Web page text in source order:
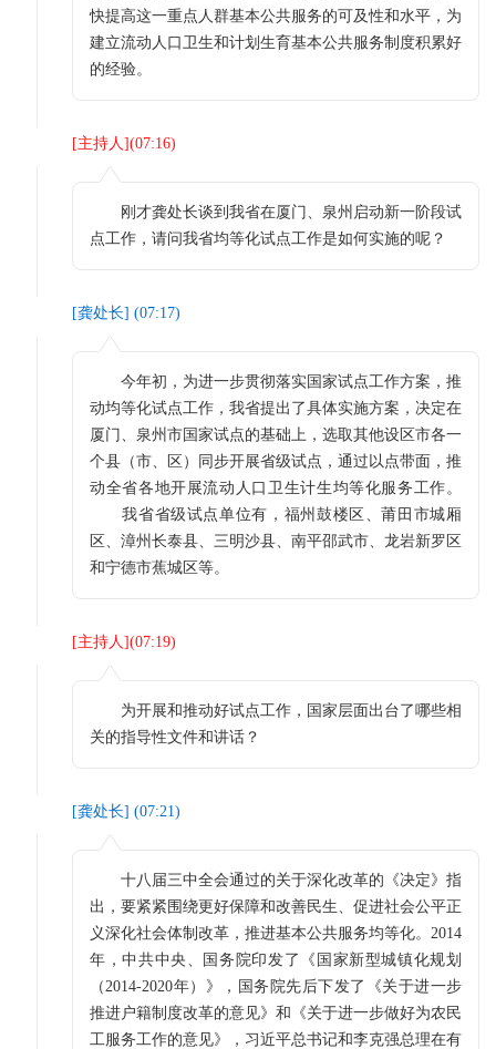
快提高这一重点人群基本公共服务的可及性和水平，为
建立流动人口卫生和计划生育基本公共服务制度积累好
的经验。
[主持人 ](07:16)
刚才龚处长谈到我省在厦门、泉州启动新一阶段试
点工作，请问我省均等化试点工作是如何实施的呢？
[龚处长] (07:17)
今年初，为进一步贯彻落实国家试点工作方案，推
动均等化试点工作，我省提出了具体实施方案，决定在
厦门、泉州市国家试点的基础上，选取其他设区市各一
个县（市、区）同步开展省级试点，通过以点带面，推
动全省各地开展流动人口卫生计生均等化服务工作。
我省省级试点单位有，福州鼓楼区、莆田市城厢
区、漳州长泰县、三明沙县、南平邵武市、龙岩新罗区
和宁德市蕉城区等。
[主持人 ](07:19)
为开展和推动好试点工作，国家层面出台了哪些相
关的指导性文件和讲话？
[龚处长] (07:21)
十八届三中全会通过的关于深化改革的《决定》指
出，要紧紧围绕更好保障和改善民生、促进社会公平正
义深化社会体制改革，推进基本公共服务均等化。2014
年，中共中央、国务院印发了《国家新型城镇化规划
（2014-2020年）》，国务院先后下发了《关于进一步
推进户籍制度改革的意见》和《关于进一步做好为农民
工服务工作的意见》，习近平总书记和李克强总理在有